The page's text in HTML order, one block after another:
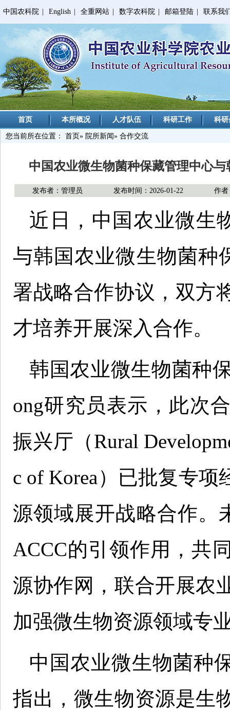
中国农科院 English 全重网站 数字农科院 邮箱登陆 联系我
首页 本所概况 人才队伍 科研工作 科
您当前所在位置： 首页» 院所新闻» 合作交流
中国农业微生物菌种保藏管理中心
发布者：管理员 发布时间：2026-01-22 作者
近日，中国农业微生
与韩国农业微生物菌种
署战略合作协议，双方
才培养开展深入合作。
韩国农业微生物菌种
ong研究员表示，此次
振兴厅（Rural
c of Korea）已批复专
源领域展开战略合作。
ACCC的引领作用，共
源协作网，联合开展农
加强微生物资源领域专
中国农业微生物菌种
指出，微生物资源是生